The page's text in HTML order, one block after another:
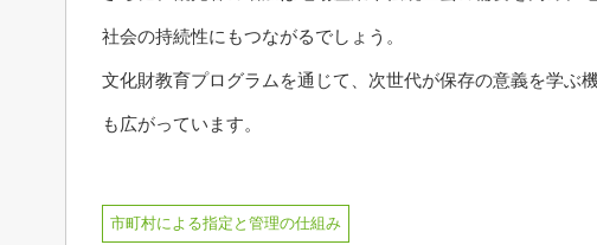
社会の持続性にもつながるでしょう。
文化財教育プログラムを通じて、次世代が保存の意義を学ぶ
も広がっています。
市町村による指定と管理の仕組み